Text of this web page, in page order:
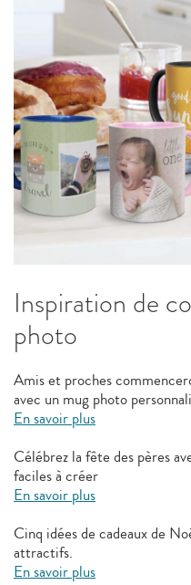
Inspiration de
photo
Amis et proches
avec un mug photo
En savoir plus
Célébrez la fête des pères
faciles à créer
En savoir plus
Cinq idées de cadeaux de
attractifs.
En savoir plus